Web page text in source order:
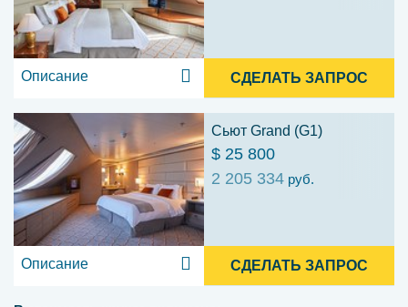
Описание СДЕЛАТЬ ЗАПРОС
Сьют Grand (G1)
$ 25 800
2 205 334 руб.
Описание СДЕЛАТЬ ЗАПРОС